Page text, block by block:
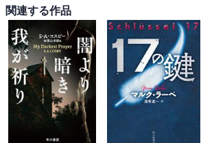
さて本書を読むのが、わけあって先にハー
寒の街』の後になってしまった。本書は、
史のなかから現れた古い死体の発見がスタ
した湖の底から、古い無線機を錘として使
れたのだ。エーレンデュル警部の捜査が始ま
一方で、米ソ冷戦時代のアイスランド、共
を訪れる若者たちの一団の物語がある人物に
が誰なのかは読み進むまでわからない。しか
関連する作品